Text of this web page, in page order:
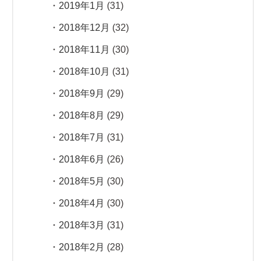
2019年1月 (31)
2018年12月 (32)
2018年11月 (30)
2018年10月 (31)
2018年9月 (29)
2018年8月 (29)
2018年7月 (31)
2018年6月 (26)
2018年5月 (30)
2018年4月 (30)
2018年3月 (31)
2018年2月 (28)